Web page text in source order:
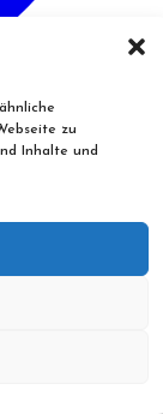
zu
Inhalte und
4 x 6m